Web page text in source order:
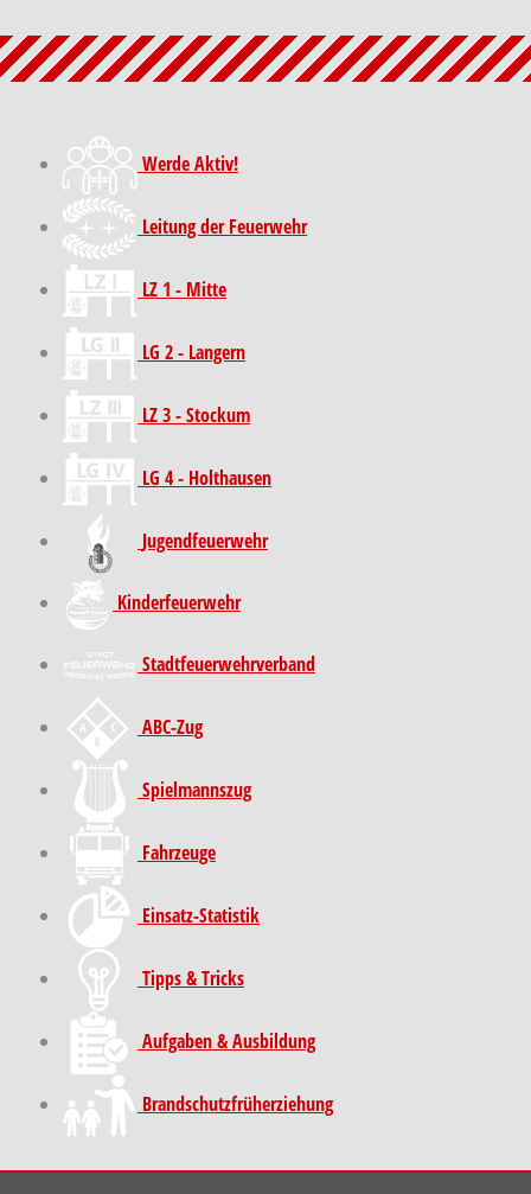
Werde Aktiv!
Leitung der Feuerwehr
LZ 1 - Mitte
LG 2 - Langern
LZ 3 - Stockum
LG 4 - Holthausen
Jugendfeuerwehr
Kinder­feuer­wehr
Stadt­feuer­wehr­verband
ABC-Zug
Spielmannszug
Fahrzeuge
Einsatz-Statistik
Tipps & Tricks
Aufgaben & Ausbildung
Brand­schutz­früh­erziehung